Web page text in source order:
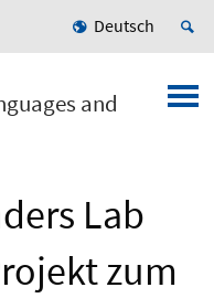
Deutsch
and
Lab
zum